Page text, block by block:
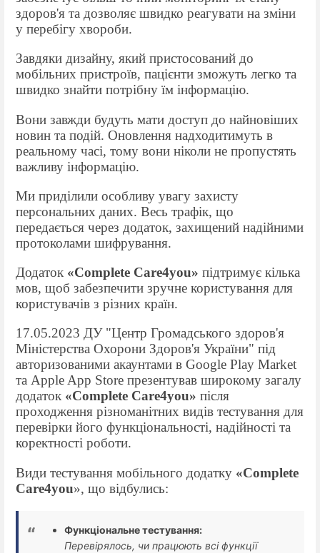
здоров'я та дозволяє швидко реагувати на зміни
у перебігу хвороби.
Завдяки дизайну, який пристосований до
мобільних пристроїв, пацієнти зможуть легко та
швидко знайти потрібну їм інформацію.
Вони завжди будуть мати доступ до найновіших
новин та подій. Оновлення надходитимуть в
реальному часі, тому вони ніколи не пропустять
важливу інформацію.
Ми приділили особливу увагу захисту
персональних даних. Весь трафік, що
передається через додаток, захищений надійними
протоколами шифрування.
Додаток «Complete Care4you» підтримує кілька
мов, щоб забезпечити зручне користування для
користувачів з різних країн.
17.05.2023 ДУ "Центр Громадського здоров'я
Міністерства Охорони Здоров'я України" під
авторизованими акаунтами в Google Play Market
та Apple App Store презентував широкому загалу
додаток «Complete Care4you» після
проходження різноманітних видів тестування для
перевірки його функціональності, надійності та
коректності роботи.
Види тестування мобільного додатку «Complete
Care4you», що відбулись:
Функціональне тестування:
Перевірялось, чи працюють всі функції